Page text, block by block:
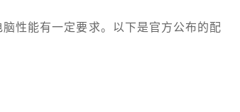
性能有一定要求。以下是官方公布的配